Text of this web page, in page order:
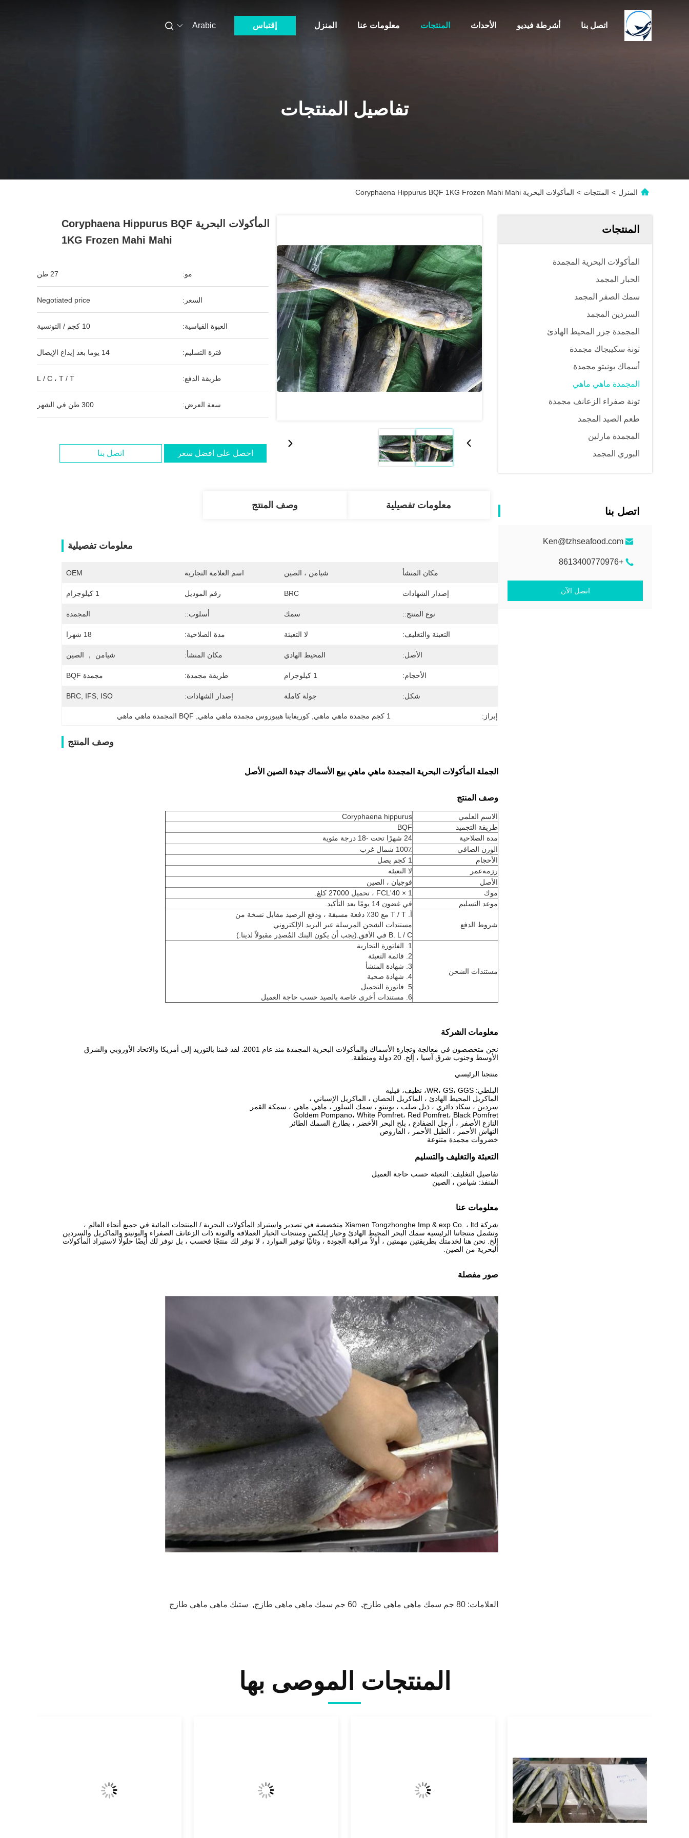
المنزل معلومات عنا المنتجات الأحداث أشرطة فيديو اتصل بنا إقتباس Arabic
تفاصيل المنتجات
المنزل > المنتجات > المأكولات البحرية Coryphaena Hippurus BQF 1KG Frozen Mahi Mahi
المنتجات
المأكولات البحرية المجمدة
الحبار المجمد
سمك الصقر المجمد
السردين المجمد
المجمدة جزر المحيط الهادئ
تونة سكيبجاك مجمدة
أسماك بونيتو ​​مجمدة
المجمدة ماهي ماهي
تونة صفراء الزعانف مجمدة
طعم الصيد المجمد
المجمدة مارلين
البوري المجمد
اتصل بنا
Ken@tzhseafood.com
+8613400770976
اتصل الآن
المأكولات البحرية Coryphaena Hippurus BQF
1KG Frozen Mahi Mahi
مو: 27 طن
السعر: Negotiated price
العبوة القياسية: 10 كجم / التونسية
فترة التسليم: 14 يوما بعد إيداع الإيصال
طريقة الدفع: L / C ، T / T
سعة العرض: 300 طن في الشهر
احصل على افضل سعر اتصل بنا
معلومات تفصيلية وصف المنتج
معلومات تفصيلية
مكان المنشأ شيامن ، الصين اسم العلامة التجارية OEM
إصدار الشهادات BRC رقم الموديل 1 كيلوجرام
نوع المنتج:: سمك أسلوب:: المجمدة
التعبئة والتغليف: لا التعبئة مدة الصلاحية: 18 شهرا
الأصل: المحيط الهادي مكان المنشأ: شيامن ， الصين
الأحجام: 1 كيلوجرام طريقة مجمدة: مجمدة BQF
شكل: جولة كاملة إصدار الشهادات: BRC, IFS, ISO
إبراز: 1 كجم مجمدة ماهي ماهي , كوريفاينا هيبوروس مجمدة ماهي ماهي BQF المجمدة ماهي ماهي
وصف المنتج
الجملة المأكولات البحرية المجمدة ماهي ماهي بيع الأسماك جيدة الصين الأصل
وصف المنتج
الاسم العلمي
Coryphaena hippurus
طريقة التجميد
BQF
مدة الصلاحية
24 شهرًا تحت -18
درجة مئوية
الوزن الصافي
100٪ شمال غرب
الأحجام
1 كجم يصل
رزمةعمر
لا التعبئة
الأصل
فوجيان ، الصين
موك
1 × 40'FCL ، تحميل 27000 كلغ.
موعد التسليم
في غضون 14 يومًا بعد التأكيد.
شروط الدفع
أ. T / T مع 30٪ دفعة مسبقة ، ودفع الرصيد مقابل نسخة من
مستندات الشحن المرسلة عبر البريد الإلكتروني
B. L / C في الأفق.(يجب أن يكون البنك المُصدِر مقبولاً لدينا.)
مستندات الشحن
1. الفاتورة التجارية
2. قائمة التعبئة
3. شهادة المنشأ
4. شهادة صحية
5. فاتورة التحميل
6. مستندات أخرى خاصة بالصيد حسب حاجة العميل
معلومات الشركة
نحن متخصصون في معالجة وتجارة الأسماك والمأكولات البحرية المجمدة منذ عام 2001. لقد قمنا بالتوريد إلى أمريكا والاتحاد الأوروبي والشرق
الأوسط وجنوب شرق آسيا ، إلخ. 20 دولة ومنطقة.
منتجنا الرئيسي
البلطي: WR، GS، GGS، نظيف، فيليه
الماكريل المحيط الهادئ ، الماكريل الحصان ، الماكريل الإسباني ،
سردين ، سكاد دائري ، ذيل صلب ، بونيتو ​​، سمك السلور ، ماهي ماهي ، سمكة القمر
Goldem Pompano، White Pomfret، Red Pomfret، Black Pomfret
النازع الأصفر ، أرجل الضفادع ، بلح البحر الأخضر ، بطارخ السمك الطائر
النهاش الأحمر ، الطبل الأحمر ، القاروص
خضروات مجمدة متنوعة
التعبئة والتغليف والتسليم
تفاصيل التغليف: التعبئة حسب حاجة العميل
المنفذ: شيامن ، الصين
معلومات عنا
شركة Xiamen Tongzhonghe Imp & exp Co. ، ltd متخصصة في تصدير واستيراد المأكولات البحرية / المنتجات المائية في جميع أنحاء العالم ،
وتشمل منتجاتنا الرئيسية سمك البحر المحيط الهادئ وحبار إيلكس ومنتجات الحبار العملاقة والتونة ذات الزعانف الصفراء والبونيتو ​​والماكريل والسردين
إلخ. نحن هنا لخدمتك بطريقتين مهمتين ، أولاً مراقبة الجودة ، وثانيًا توفير الموارد ، لا نوفر لك منتجًا فحسب ، بل نوفر لك أيضًا حلولًا لاستيراد المأكولات
البحرية من الصين.
صور مفصلة
العلامات: 80 جم سمك ماهي ماهي طازج , 60 جم ​​سمك ماهي ماهي طازج , ستيك ماهي ماهي طازج
المنتجات الموصى بها